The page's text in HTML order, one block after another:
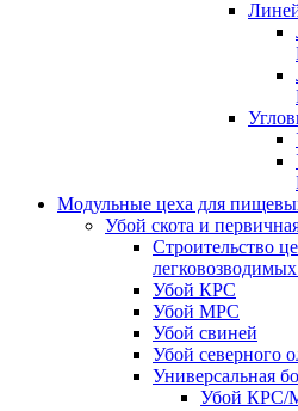
Модульные цеха для
Убой скота и
Строительство
Убой КРС
Убой МРС
Убой свиней
Убой северного
Универсальная
Убой КРС/